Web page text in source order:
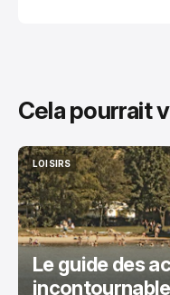
Cela pourrait
LOISIRS
LOISIRS
Le guide des